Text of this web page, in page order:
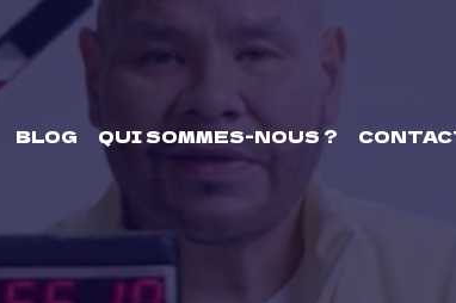
BLOG QUI SOMMES-NOUS ?